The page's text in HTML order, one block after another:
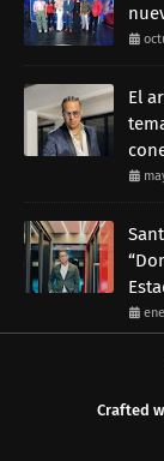
El
Crafted